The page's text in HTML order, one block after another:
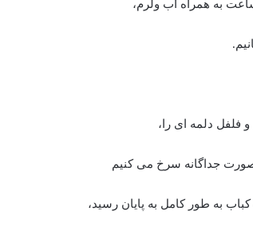
فلفل دلمه ای را،
جداگانه سرخ می کنیم
به طور کامل به پایان رسید،